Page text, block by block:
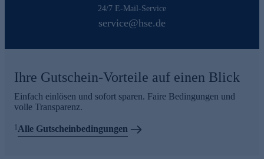
24/7 E-Mail-Service
service@hse.de
Ihre Gutschein-Vorteile auf einen Blick
Einfach einlösen und sofort sparen. Faire Bedingungen und
volle Transparenz.
1 Alle Gutscheinbedingungen